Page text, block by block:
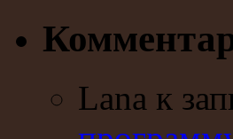
Lana к